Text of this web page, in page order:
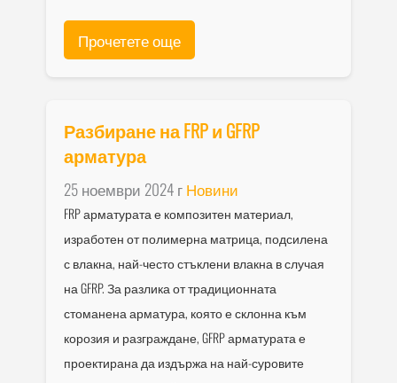
Прочетете още
Разбиране на FRP и GFRP
арматура
25 ноември 2024 гНовини
FRP арматурата е композитен материал,
изработен от полимерна матрица, подсилена
с влакна, най-често стъклени влакна в случая
на GFRP. За разлика от традиционната
стоманена арматура, която е склонна към
корозия и разграждане, GFRP арматурата е
проектирана да издържа на най-суровите